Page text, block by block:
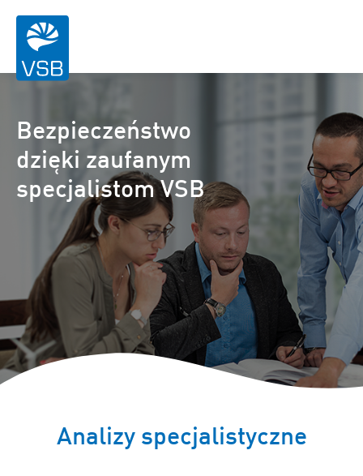
Analizy specjalistyczne
Bezpieczeństwo
dzięki zaufanym
specjalistom VSB